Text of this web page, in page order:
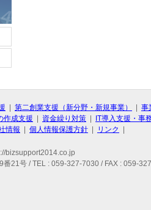
第二創業支援（新分野・新規事業）
事
作成支援 資金繰り対策
IT導入支援・事
情報 個人情報保護方針 リンク
bizsupport2014.co.jp
21号 / TEL : 059-327-7030 / FAX : 059-